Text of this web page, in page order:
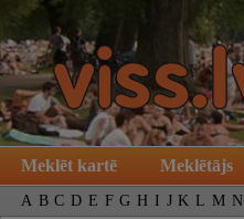
Meklēt kartē Meklētājs
A B C D E F G H I J K L M N